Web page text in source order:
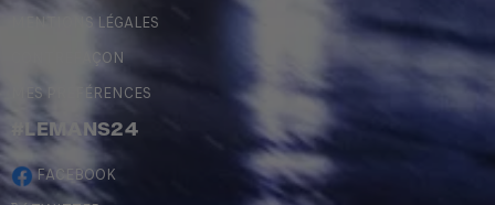
MENTIONS LÉGALES
CONTREFAÇON
MES PRÉFÉRENCES
#LEMANS24
FACEBOOK